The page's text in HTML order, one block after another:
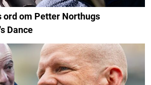
ord om Petter Northugs
Dance